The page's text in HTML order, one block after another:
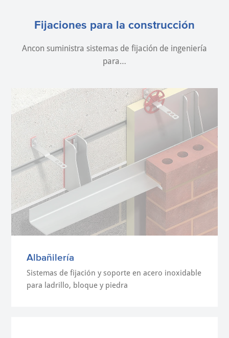
Fijaciones para la construcción
Ancon suministra sistemas de fijación de ingeniería
para…
Albañilería
Sistemas de fijación y soporte en acero inoxidable
para ladrillo, bloque y piedra